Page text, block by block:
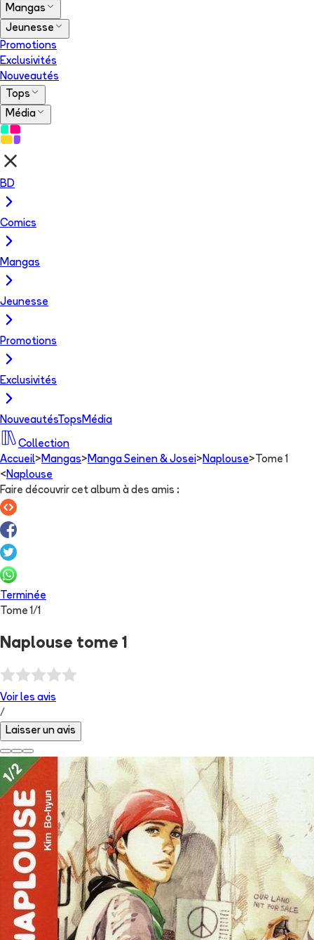
Mangas
Jeunesse
Promotions
Exclusivités
Nouveautés
Tops
Média
BD
Comics
Mangas
Jeunesse
Promotions
Exclusivités
NouveautésTops Média
Collection
Accueil> Mangas> Manga Seinen & Josei> Naplouse> Tome 1
< Naplouse
Faire découvrir cet album à des amis :
Terminée
Tome1/1
Naplouse tome 1
Voir les avis
/
Laisser un avis